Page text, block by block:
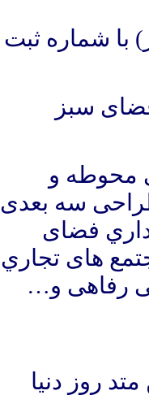
با شماره ثبت
سبز
محوطه و
سه بعدی
فضای
های تجاري
رفاهی و…
روز دنیا